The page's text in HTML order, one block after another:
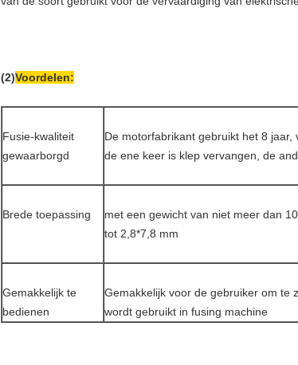
(2)Voordelen:
Fusie-kwaliteit
gewaarborgd
De motorfabrikant gebruikt het 8
de ene keer is klep vervangen, de
Brede toepassing met een gewicht van niet meer dan
tot 2,8*7,8 mm
Gemakkelijk te
bedienen
Gemakkelijk voor de gebruiker om te
wordt gebruikt in fusing machine